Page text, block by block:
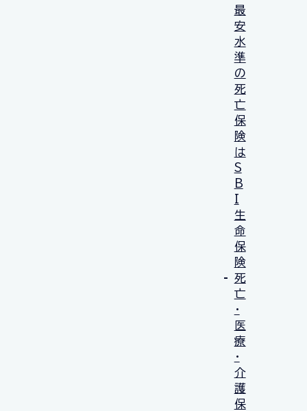
最
安
水
準
の
死
亡
保
険
は
S
B
I
生
命
保
険
死
亡
・
医
療
・
介
護
保